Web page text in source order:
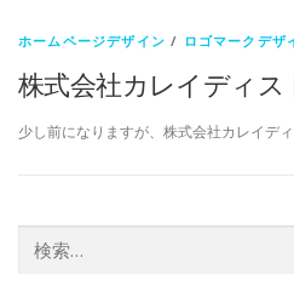
ホームページデザイン / ロゴマークデザ
株式会社カレイディス
少し前になりますが、株式会社カレイデ
索: